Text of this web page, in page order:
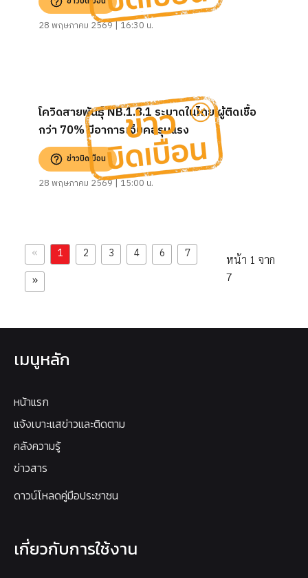
28 พฤษภาคม 2569 | 16:30 น.
โควิดสายพันธุ์ NB.1.8.1 ระบาดในไทย ผู้ติดเชื้อ
กว่า 70% มีอาการเจ็บคอรุนแรง
ข่าวบิดเบือน
28 พฤษภาคม 2569 | 15:00 น.
« 1 2 3 4 6 7
»
หน้า 1 จาก
7
เมนูหลัก
หน้าแรก
แจ้งเบาะแสข่าวและติดตาม
คลังความรู้
ข่าวสาร
ดาวน์โหลดคู่มือประชาชน
เกี่ยวกับการใช้งาน